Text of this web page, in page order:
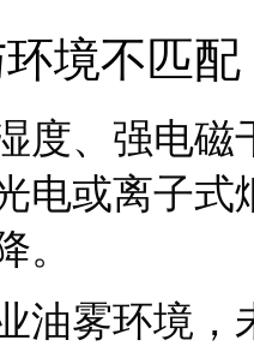
境不匹配
度、强电
电或离子
。
油雾环境